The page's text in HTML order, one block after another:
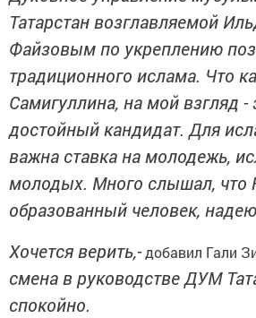
Татарстан возглавляемой
Файзовым по укреплению
традиционного ислама. Что
Самигуллина, на мой взгляд -
достойный кандидат. Для
важна ставка на молодежь,
молодых. Много слышал, что
образованный человек,
Хочется верить,-добавил Гали
смена в руководстве ДУМ
спокойно.